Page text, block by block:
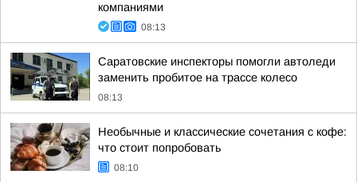
компаниями
08:13
Саратовские инспекторы помогли автоледи
заменить пробитое на трассе колесо
08:13
Необычные и классические сочетания с кофе:
что стоит попробовать
08:10